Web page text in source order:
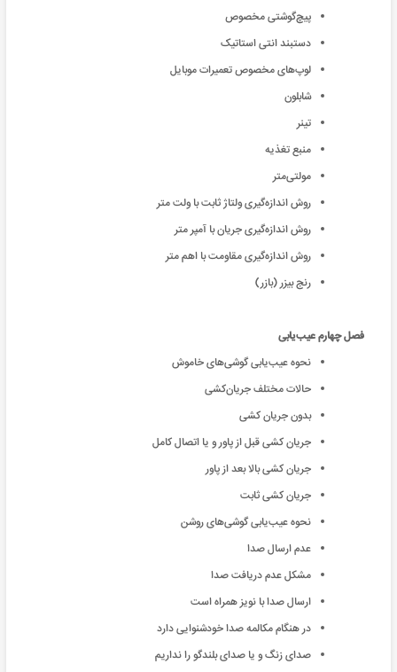
پیچ‌گوشتی مخصوص
دستبند انتی استاتیک
لوپ‌های مخصوص تعمیرات موبایل
شابلون
تینر
منبع تغذیه
مولتی‌متر
روش اندازه‌گیری ولتاژ ثابت با ولت متر
روش اندازه‌گیری جریان با آمپر متر
روش اندازه‌گیری مقاومت با اهم متر
رنج بیزر (بازر)
فصل چهارم عیب‌یابی
نحوه عیب‌یابی گوشی‌های خاموش
حالات مختلف جریان‌کشی
بدون جریان کشی
جریان کشی قبل از پاور و یا اتصال کامل
جریان کشی بالا بعد از پاور
جریان کشی ثابت
نحوه عیب‌یابی گوشی‌های روشن
عدم ارسال صدا
مشکل عدم دریافت صدا
ارسال صدا با نویز همراه است
در هنگام مکالمه صدا خودشنوایی دارد
صدای زنگ و یا صدای بلندگو را نداریم